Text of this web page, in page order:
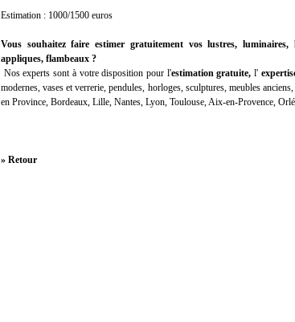
Estimation : 1000/1500 euros
Vous souhaitez faire estimer gratuitement vos lustres, luminaires,
appliques, flambeaux ?
Nos experts sont à votre disposition pour l'estimation gratuite,l'
modernes, vases et verrerie, pendules, horloges, sculptures, meubles
en Province, Bordeaux, Lille, Nantes, Lyon, Toulouse, Aix-en-Provence,
» Retour